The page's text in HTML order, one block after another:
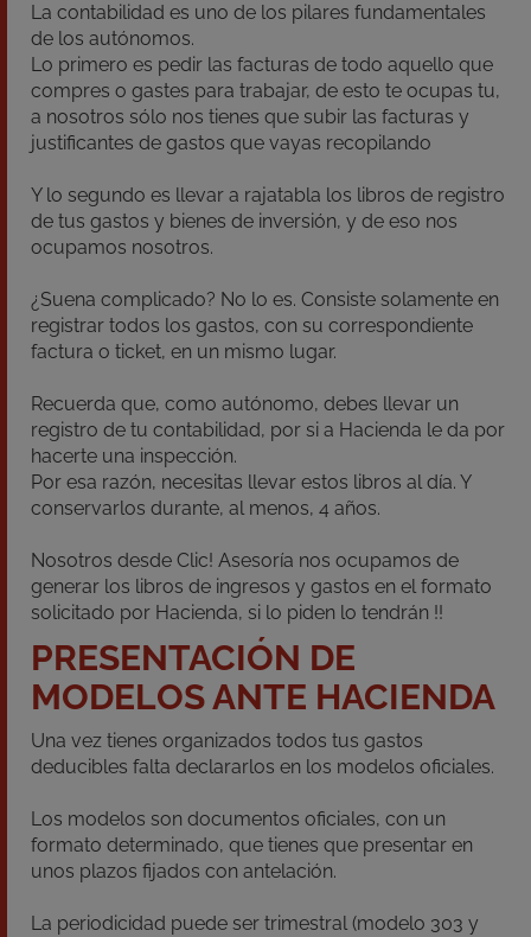
La contabilidad es uno de los pilares fundamentales
de los autónomos.
Lo primero es pedir las facturas de todo aquello que
compres o gastes para trabajar, de esto te ocupas tu,
a nosotros sólo nos tienes que subir las facturas y
justificantes de gastos que vayas recopilando
Y lo segundo es llevar a rajatabla los libros de registro
de tus gastos y bienes de inversión, y de eso nos
ocupamos nosotros.
¿Suena complicado? No lo es. Consiste solamente en
registrar todos los gastos, con su correspondiente
factura o ticket, en un mismo lugar.
Recuerda que, como autónomo, debes llevar un
registro de tu contabilidad, por si a Hacienda le da por
hacerte una inspección.
Por esa razón, necesitas llevar estos libros al día. Y
conservarlos durante, al menos, 4 años.
Nosotros desde Clic! Asesoría nos ocupamos de
generar los libros de ingresos y gastos en el formato
solicitado por Hacienda, si lo piden lo tendrán !!
PRESENTACIÓN DE
MODELOS ANTE HACIENDA
Una vez tienes organizados todos tus gastos
deducibles falta declararlos en los modelos oficiales.
Los modelos son documentos oficiales, con un
formato determinado, que tienes que presentar en
unos plazos fijados con antelación.
La periodicidad puede ser trimestral (modelo 303 y